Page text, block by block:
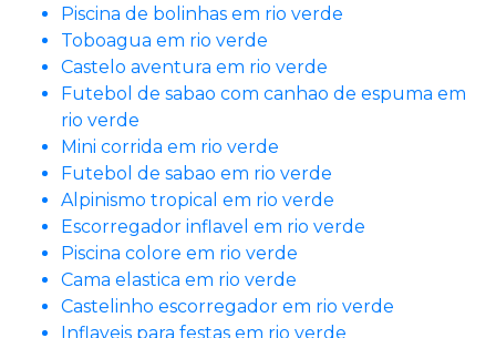
Piscina de bolinhas em rio verde
Toboagua em rio verde
Castelo aventura em rio verde
Futebol de sabao com canhao de espuma em
rio verde
Mini corrida em rio verde
Futebol de sabao em rio verde
Alpinismo tropical em rio verde
Escorregador inflavel em rio verde
Piscina colore em rio verde
Cama elastica em rio verde
Castelinho escorregador em rio verde
Inflaveis para festas em rio verde